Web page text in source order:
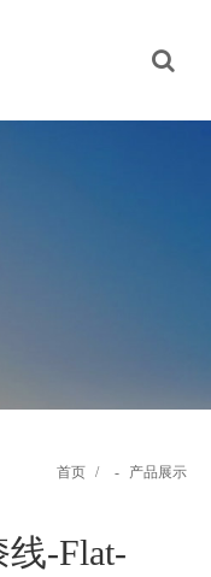
首页 / - 产品展示
-Flat-